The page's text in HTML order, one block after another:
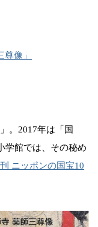
像」
。2017年は「国
学館では、その秘め
刊 ニッポンの国宝10